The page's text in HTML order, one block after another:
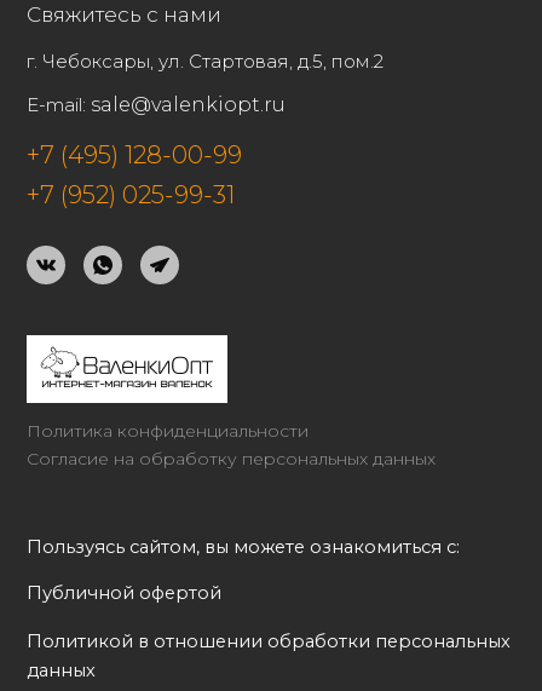
Политика конфиденциальности
Согласие на обработку персональных данных
Пользуясь сайтом, вы можете ознакомиться с:
Публичной офертой
Политикой в отношении обработки персональных
данных
Свяжитесь с нами
г. Чебоксары, ул. Стартовая, д.5, пом.2
E-mail: sale@valenkiopt.ru
+7 (495) 128-00-99
+7 (952) 025-99-31